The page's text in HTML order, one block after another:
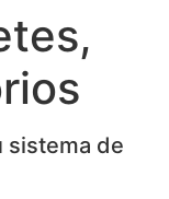
sistema de